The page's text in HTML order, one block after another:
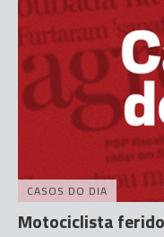
CASOS DO DIA
Motociclista